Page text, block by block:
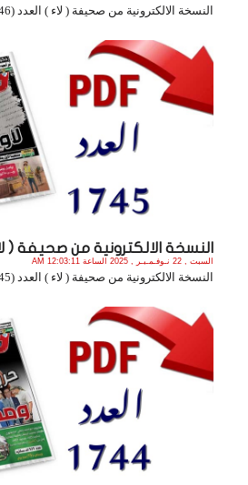
النسخة الالكترونية من صحيفة ( لاء ) العدد (1746) PDF. .
النسخة الالكترونية من صحيفة (
السبت , 22 نـوفـمـبـر , 2025 الساعة 12:03:11 AM
النسخة الالكترونية من صحيفة ( لاء ) العدد (1745) PDF. .